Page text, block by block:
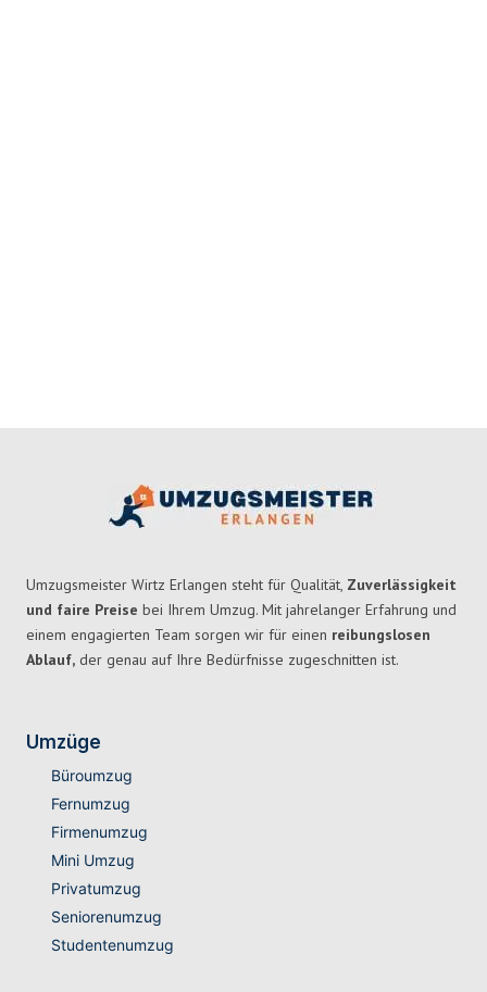
Umzugsmeister Wirtz Erlangen steht für Qualität, Zuverlässigkeit
und faire Preise bei Ihrem Umzug. Mit jahrelanger Erfahrung und
einem engagierten Team sorgen wir für einen reibungslosen
Ablauf, der genau auf Ihre Bedürfnisse zugeschnitten ist.
Umzüge
Büroumzug
Fernumzug
Firmenumzug
Mini Umzug
Privatumzug
Seniorenumzug
Studentenumzug